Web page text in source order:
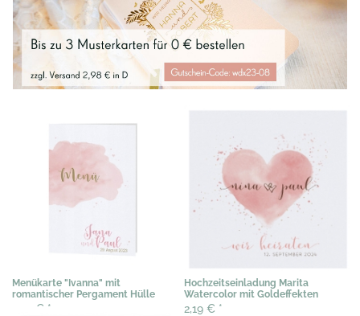
Menükarte "Ivanna" mit
romantischer Pergament Hülle
1,20 € *
Hochzeitseinladung Marita
Watercolor mit Goldeffekten
2,19 € *